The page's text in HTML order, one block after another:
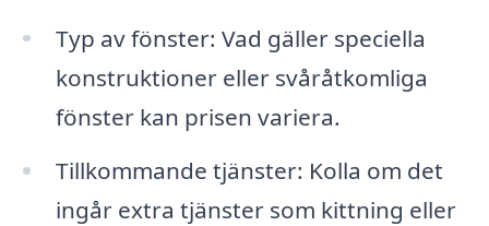
Typ av fönster: Vad gäller speciella
konstruktioner eller svåråtkomliga
fönster kan prisen variera.
Tillkommande tjänster: Kolla om det
ingår extra tjänster som kittning eller